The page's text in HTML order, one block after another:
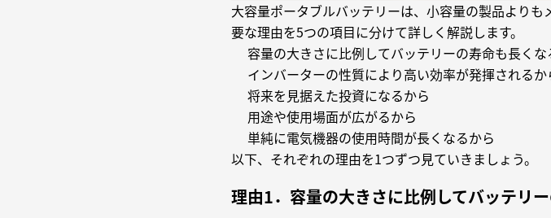
大容量ポータブルバッテリーは、小容量の製品より
要な理由を5つの項目に分けて詳しく解説します。
容量の大きさに比例してバッテリーの寿命も長くな
インバーターの性質により高い効率が発揮されるか
将来を見据えた投資になるから
用途や使用場面が広がるから
単純に電気機器の使用時間が長くなるから
以下、それぞれの理由を1つずつ見ていきましょう。
理由1．容量の大きさに比例してバッテリ